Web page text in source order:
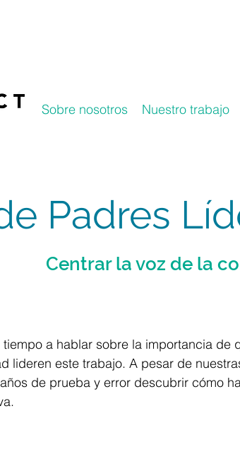
Sobre nosotros Nuestro trabajo
Padres
Centrar la voz de la
a hablar sobre la importancia de
lideren este trabajo. A pesar de
de prueba y error descubrir cómo